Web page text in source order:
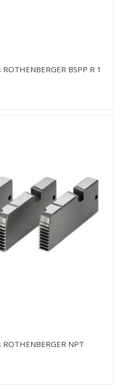
BSPP R 1
NPT